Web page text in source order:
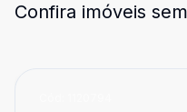
Confira imóveis